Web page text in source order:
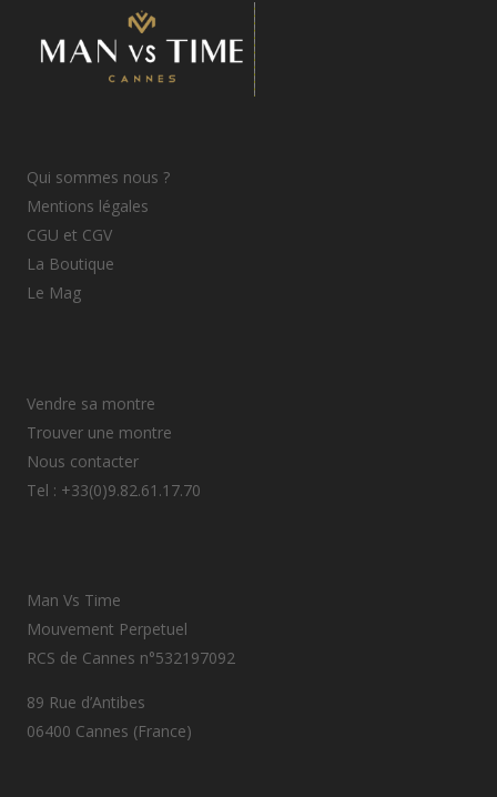
Qui sommes nous ?
Mentions légales
CGU et CGV
La Boutique
Le Mag
Vendre sa montre
Trouver une montre
Nous contacter
Tel : +33(0)9.82.61.17.70
Man Vs Time
Mouvement Perpetuel
RCS de Cannes n°532197092
89 Rue d’Antibes
06400 Cannes (France)